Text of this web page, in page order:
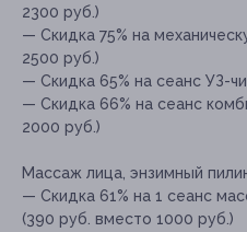
2300 руб.)
— Скидка 75% на
2500 руб.)
— Скидка 65% на сеанс УЗ-
— Скидка 66% на сеанс
2000 руб.)
Массаж лица, энзимный
— Скидка 61% на 1 сеанс
(390 руб. вместо 1000 руб.)